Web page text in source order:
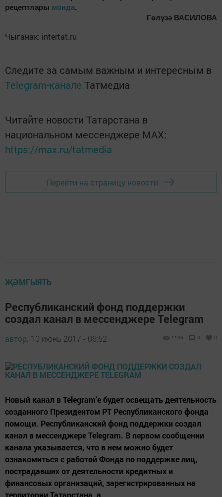
рецептлары монда.
Гөлүзә ВАСИЛОВА
Чыганак: intertat.ru
Следите за самым важным и интересным в
Telegram-канале Татмедиа
Читайте новости Татарстана в
национальном мессенджере MАХ:
https://max.ru/tatmedia
Перейти на страницу новости
ҖӘМГЫЯТЬ
Республиканский фонд поддержки
создал канал в мессенджере Telegram
автор, 10 июнь 2017 - 06:52 1106 0 0
Новый канал в Telegram'е будет освещать деятельность
созданного Президентом РТ Республиканского фонда
помощи. Республиканский фонд поддержки создал
канал в мессенджере Telegram. В первом сообщении
канала указывается, что в нем можно будет
ознакомиться с работой Фонда по поддержке лиц,
пострадавших от деятельности кредитных и
финансовых организаций, зарегистрированных на
территории Татарстана, а...